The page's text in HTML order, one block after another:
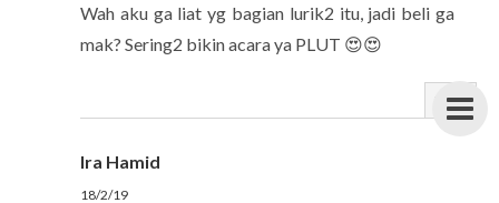
Wah aku ga liat yg bagian lurik2 itu, jadi beli ga
mak? Sering2 bikin acara ya PLUT 😍😍
Balas
Ira Hamid
18/2/19